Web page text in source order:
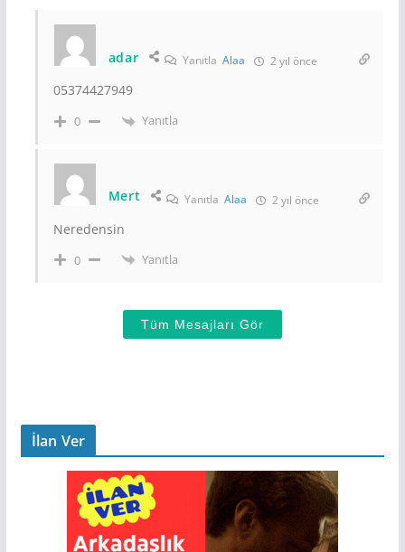
adar Yanıtla Alaa 2 yıl önce
05374427949
0 Yanıtla
Mert Yanıtla Alaa 2 yıl önce
Neredensin
0 Yanıtla
Tüm Mesajları Gör
İlan Ver